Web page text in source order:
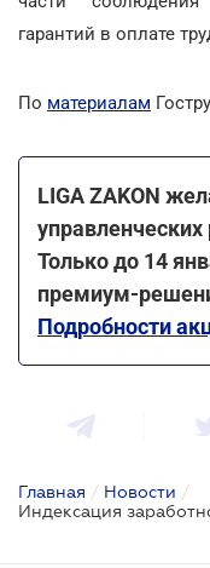
гарантий в оплате
По материалам
LIGA ZAKON
Только до 14
премиум-
Подробности
Главная / Новости /